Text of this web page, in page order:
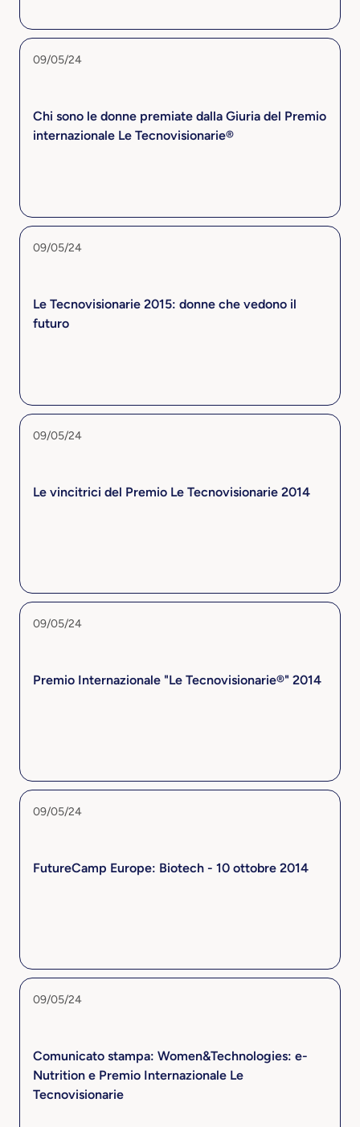
09/05/24
Chi sono le donne premiate dalla Giuria del Premio
internazionale Le Tecnovisionarie®
09/05/24
Le Tecnovisionarie 2015: donne che vedono il
futuro
09/05/24
Le vincitrici del Premio Le Tecnovisionarie 2014
09/05/24
Premio Internazionale "Le Tecnovisionarie®" 2014
09/05/24
FutureCamp Europe: Biotech - 10 ottobre 2014
09/05/24
Comunicato stampa: Women&Technologies: e-
Nutrition e Premio Internazionale Le
Tecnovisionarie